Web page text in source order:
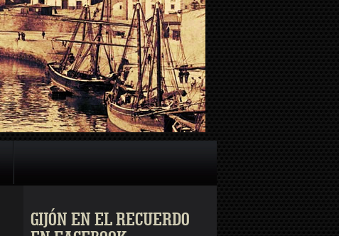
GIJÓN EN EL RECUERDO